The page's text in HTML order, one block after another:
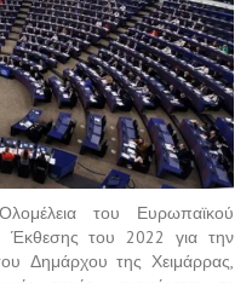
του Ευρωπαϊκού
Έκθεσης του 2022 για την
Δημάρχου της Χειμάρρας,